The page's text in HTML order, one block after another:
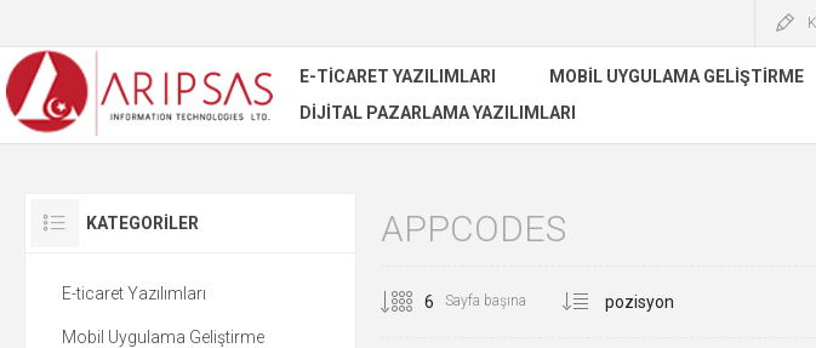
E-TICARET YAZILIMLARI MOBIL UYGULAMA GELIŞTIRME
DIJITAL PAZARLAMA YAZILIMLARI
APPCODES
Sayfa başına
KATEGORILER
E-ticaret Yazılımları
Mobil Uygulama Geliştirme